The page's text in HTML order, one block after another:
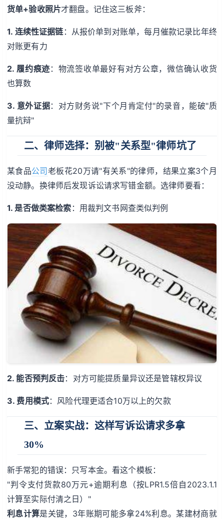
货单+验收照片才翻盘。记住这三板斧：
1. 连续性证据链：从报价单到对账单，每月催款记录比年终
对账更有力
2. 履约痕迹 ：物流签收单最好有对方公章，微信确认收货
也算数
3. 意外证据：对方财务说"下个月肯定付"的录音，能破"质
量抗辩"
二、律师选择：别被"关系型"律师坑了
某食品公司 老板花20万请"有关系"的律师，结果立案3个月
没动静。换律师后发现诉讼请求写错金额。选律师要看：
1. 是否做类案检索 ：用裁判文书网查类似判例
2. 能否预判反击：对方可能提质量异议还是管辖权异议
3. 费用模式：风险代理更适合10万以上的欠款
三、立案实战：这样写诉讼请求多拿
30%
新手常犯的错误：只写本金。看这个模板：
"判令支付货款80万元+逾期利息（按LPR1.5倍自2023.1.1
计算至实际付清之日）"
利息计算是关键，3年账期可能多拿24%利息。某建材商就